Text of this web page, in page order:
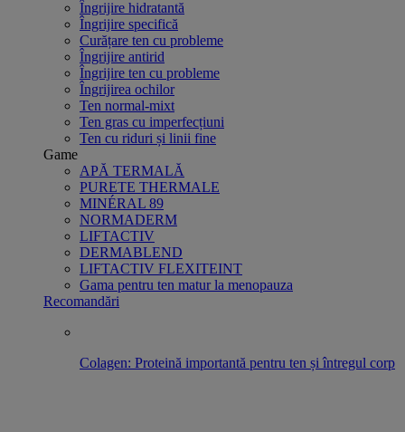
Îngrijire hidratantă
Îngrijire specifică
Curățare ten cu probleme
Îngrijire antirid
Îngrijire ten cu probleme
Îngrijirea ochilor
Ten normal-mixt
Ten gras cu imperfecțiuni
Ten cu riduri și linii fine
Game
APĂ TERMALĂ
PURETE THERMALE
MINÉRAL 89
NORMADERM
LIFTACTIV
DERMABLEND
LIFTACTIV FLEXITEINT
Gama pentru ten matur la menopauza
Recomandări
Colagen: Proteină importantă pentru ten și întregul corp